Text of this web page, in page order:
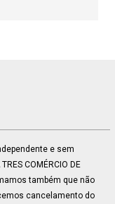
e sem
COMÉRCIO DE
também que não
cancelamento do